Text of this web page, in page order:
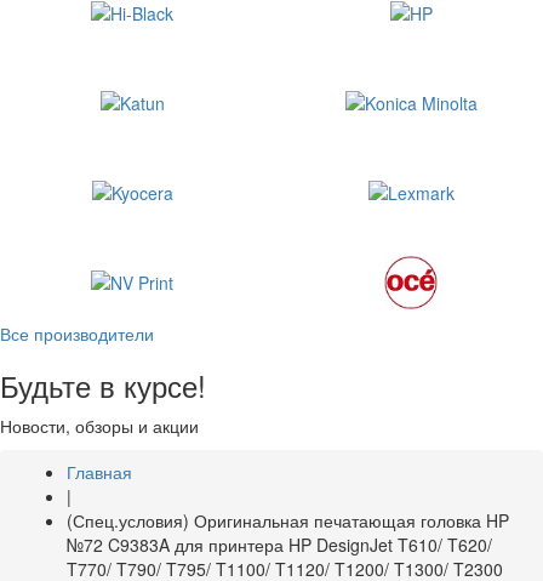
Все производители
Будьте в курсе!
Новости, обзоры и акции
Главная
|
(Спец.условия) Оригинальная печатающая головка HP
№72 C9383A для принтера HP DesignJet T610/ T620/
T770/ T790/ T795/ T1100/ T1120/ T1200/ T1300/ T2300